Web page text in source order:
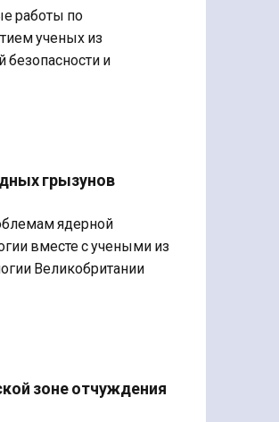
работы по
ученых из
безопасности и
грызунов
ядерной
вместе с учеными из
Великобритании
зоне отчуждения